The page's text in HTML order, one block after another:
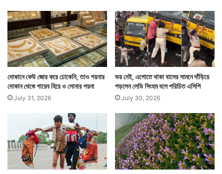
দোকানে কেউ জোর করে ঢোকেনি, তাও গয়নার
দোকান থেকে গায়েব হিরে ও সোনার গয়না
July 31, 2026
ভয় নেই, এগোতে থাকা বাসের সামনে দাঁড়িয়ে
পড়লেন লেডি সিংহম বলে পরিচিত এসিপি
July 30, 2026